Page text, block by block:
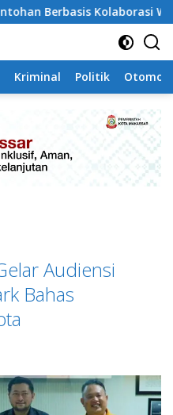
Kolaborasi Warga
Kriminal Politik
Audiensi
Bahas